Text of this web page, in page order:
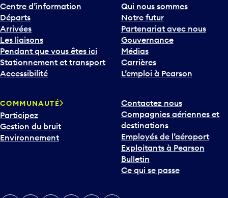
Centre d’information
Départs
Arrivées
Les liaisons
Pendant que vous êtes ici
Stationnement et transport
Accessibilité
Qui nous sommes
Notre futur
Partenariat avec nous
Gouvernance
Médias
Carrières
L’emploi à Pearson
COMMUNAUTÉ
Participez
Gestion du bruit
Environnement
Contactez nous
Compagnies aériennes et
destinations
Employés de l’aéroport
Exploitants à Pearson
Bulletin
Ce qui se passe